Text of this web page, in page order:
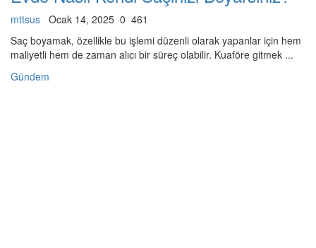
mttsus Ocak 14, 2025 0 461
Saç boyamak, özellikle bu işlemi düzenli olarak yapanlar için hem
maliyetli hem de zaman alıcı bir süreç olabilir. Kuaföre gitmek ...
Gündem